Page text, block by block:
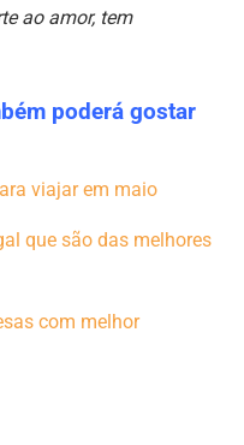
ao amor, tem
poderá gostar
viajar em maio
que são das melhores
com melhor